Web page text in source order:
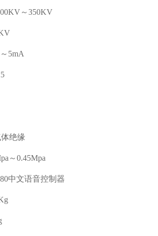
～350KV
～ 5mA
绝缘
～0.45Mpa
中文语音控制器